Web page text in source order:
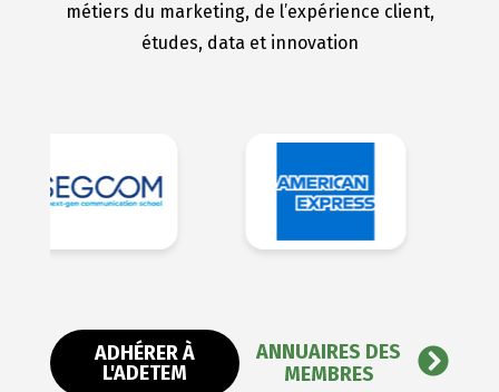
métiers du marketing, de l’expérience client,
études, data et innovation
ADHÉRER À
L'ADETEM
ANNUAIRES DES
MEMBRES